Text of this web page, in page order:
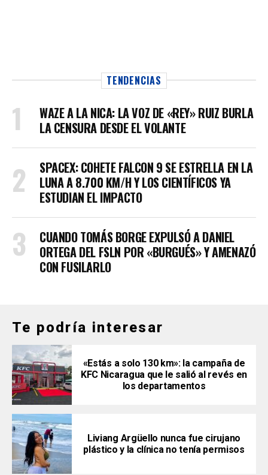
TENDENCIAS
WAZE A LA NICA: LA VOZ DE «REY» RUIZ BURLA
LA CENSURA DESDE EL VOLANTE
SPACEX: COHETE FALCON 9 SE ESTRELLA EN LA
LUNA A 8.700 KM/H Y LOS CIENTÍFICOS YA
ESTUDIAN EL IMPACTO
CUANDO TOMÁS BORGE EXPULSÓ A DANIEL
ORTEGA DEL FSLN POR «BURGUÉS» Y AMENAZÓ
CON FUSILARLO
Te podría interesar
«Estás a solo 130 km»: la campaña de
KFC Nicaragua que le salió al revés en
los departamentos
Liviang Argüello nunca fue cirujano
plástico y la clínica no tenía permisos